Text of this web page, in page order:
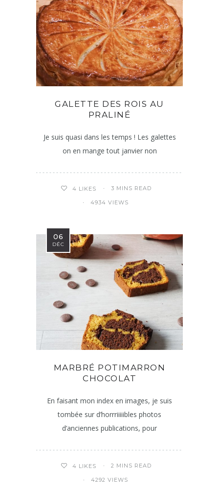
GALETTE DES ROIS AU
PRALINÉ
Je suis quasi dans les temps ! Les galettes
on en mange tout janvier non
4 LIKES 3 MINS READ
4934 VIEWS
06
DÉC
MARBRÉ POTIMARRON
CHOCOLAT
En faisant mon index en images, je suis
tombée sur d’horrriiiiibles photos
d’anciennes publications, pour
4 LIKES 2 MINS READ
4292 VIEWS